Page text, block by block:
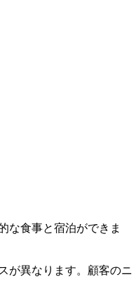
な食事と宿泊ができま
が異なります。顧客のニ